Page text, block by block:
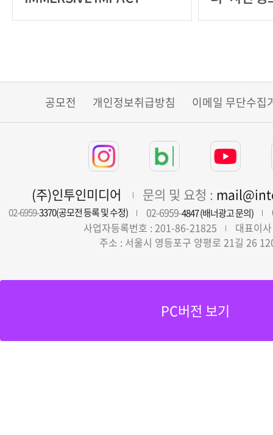
공모전 개인정보취급방침 이메일 무단수집
(주)인투인미디어 문의 및 요청 :
02-6959-3370(공모전 등록 및 수정) 02-6959-4847 (배너광고 문의)
사업자등록번호 : 201-86-21825
대표이
주소 : 서울시 영등포구 양평로 21길 26
PC버전 보기